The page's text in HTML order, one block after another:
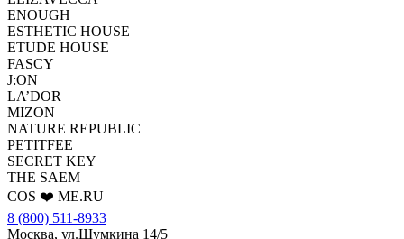
ENOUGH
ESTHETIC HOUSE
ETUDE HOUSE
FASCY
J:ON
LA’DOR
MIZON
NATURE REPUBLIC
PETITFEE
SEСRET KEY
THE SAEM
COS ❤️ ME.RU
8 (800) 511-8933
Москва, ул.Шумкина 14/5